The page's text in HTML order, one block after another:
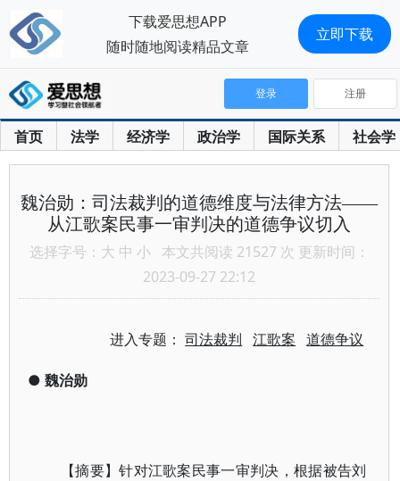
首页 法学 经济学 政治学 国际关系 社会学
登录 注册
魏治勋：司法裁判的道德维度与法律方法——
从江歌案民事一审判决的道德争议切入
选择字号： 大 中 小 本文共阅读 21527 次 更新时间：
2023-09-27 22:12
进入专题：司法裁判 江歌案 道德争议
● 魏治勋
【摘要】针对江歌案民事一审判决，根据被告刘
下载爱思想APP
随时随地阅读精品文章
立即下载